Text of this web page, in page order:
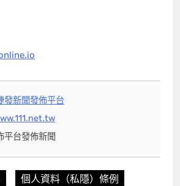
發新聞發佈平台
平台發佈新聞
個人資料（私隱）條例